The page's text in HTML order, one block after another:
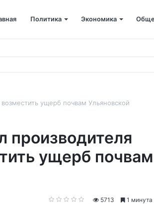
Политика Экономика
терапевтического корпуса
ущерб почвам Ульяновской
производителя
ущерб почвам
5713 1 минута